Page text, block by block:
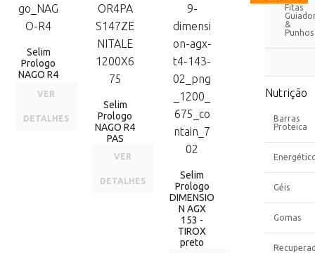
Selim
Prologo
NAGO R4
VER
DETALHES
Selim
Prologo
NAGO R4
PAS
VER
DETALHES
Selim
Prologo
DIMENSIO
N AGX
153 -
TIROX
preto
Fitas
&
Punhos
Nutrição
Barras
Proteica
Géis
Gomas